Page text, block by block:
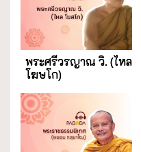
พระศรีวรญาณ วิ. (ไหล
โฆษโก)